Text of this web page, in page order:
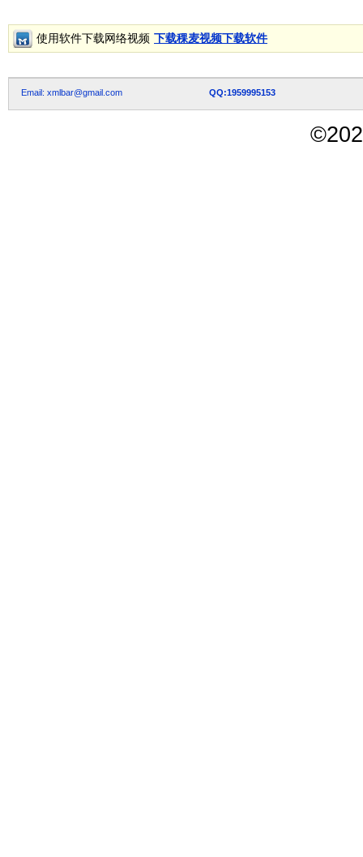
使用软件下载网络视频 下载稞麦视频下载软件
Email: xmlbar@gmail.com QQ:1959995153
©